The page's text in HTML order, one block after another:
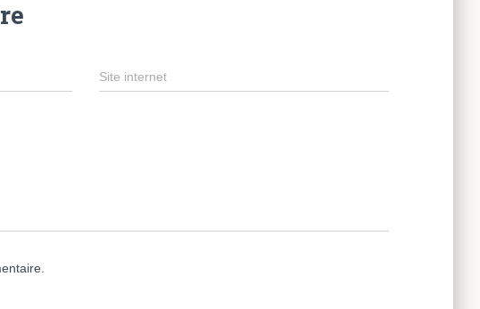
Site internet